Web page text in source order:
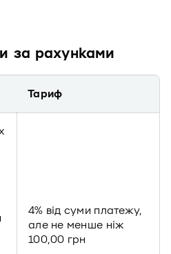
за рахунками
Тариф
4% від суми платежу,
але не менше ніж
100,00 грн